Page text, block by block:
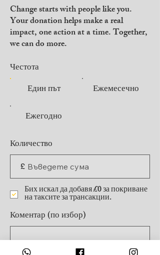
Change starts with people like you.
Your donation helps make a real
impact, one action at a time. Together,
we can do more.
Честота
Един път
Ежемесечно
Ежегодно
Количество
£
Коментар (по избор)
Бих искал да добавя £0 за покриване
на таксите за трансакции.